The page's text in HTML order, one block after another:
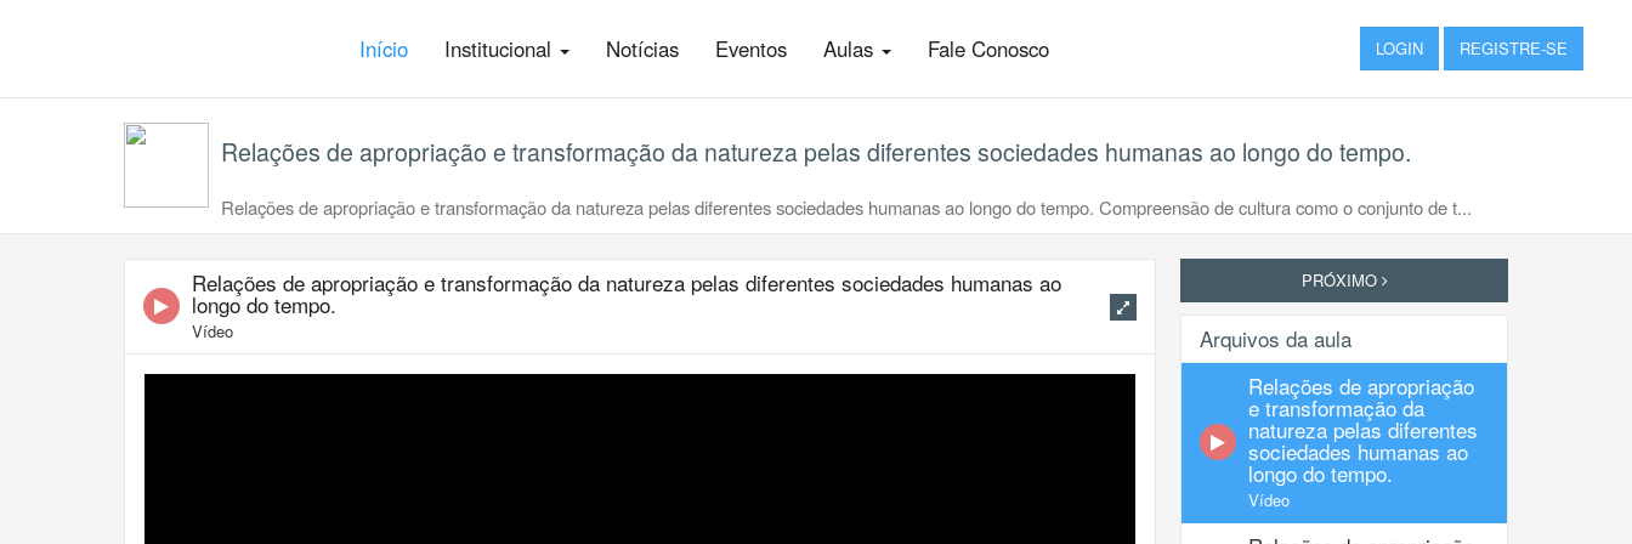
Início Institucional Notícias Eventos Aulas Fale Conosco LOGIN REGISTRE-SE
Relações de apropriação e transformação da natureza pelas diferentes sociedades humanas ao longo do tempo.
Relações de apropriação e transformação da natureza pelas diferentes sociedades humanas ao longo do tempo. Compreensão de cultura como o conjunto de t...
Relações de apropriação e transformação da natureza pelas diferentes sociedades humanas ao
longo do tempo.
Vídeo
PRÓXIMO
Arquivos da aula
Relações de apropriação
e transformação da
natureza pelas diferentes
sociedades humanas ao
longo do tempo.
Vídeo